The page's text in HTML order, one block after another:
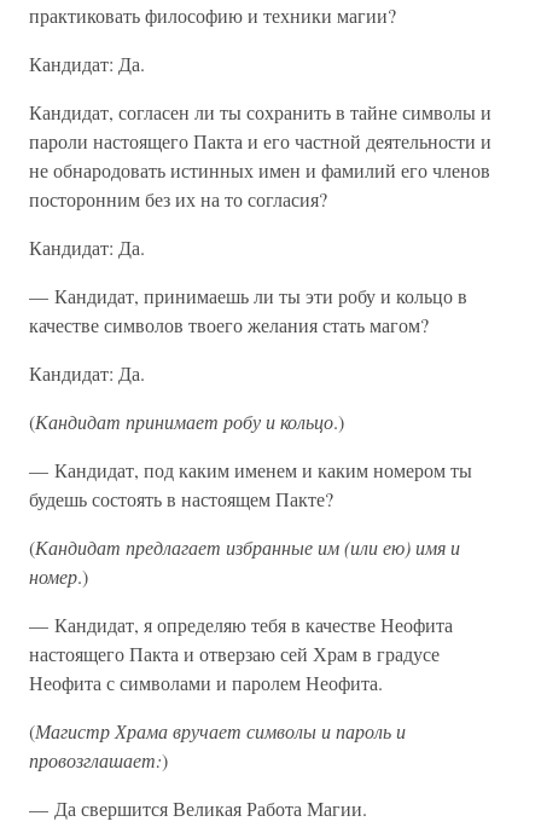
практиковать философию и техники магии?
Кандидат: Да.
Кандидат, согласен ли ты сохранить в тайне символы и
пароли настоящего Пакта и его частной деятельности и
не обнародовать истинных имен и фамилий его членов
посторонним без их на то согласия?
Кандидат: Да.
— Кандидат, принимаешь ли ты эти робу и кольцо в
качестве символов твоего желания стать магом?
Кандидат: Да.
(Кандидат принимает робу и кольцо.)
— Кандидат, под каким именем и каким номером ты
будешь состоять в настоящем Пакте?
(Кандидат предлагает избранные им (или ею) имя и
номер.)
— Кандидат, я определяю тебя в качестве Неофита
настоящего Пакта и отверзаю сей Храм в градусе
Неофита с символами и паролем Неофита.
(Магистр Храма вручает символы и пароль и
провозглашает:)
— Да свершится Великая Работа Магии.